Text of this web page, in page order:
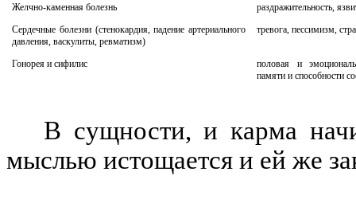
Желчно-каменная болезнь
раздражительность,
Сердечные болезни (стенокардия, падение артериального
давления, васкулиты, ревматизм)
тревога, пессимизм,
Гонорея и сифилис
половая и
памяти и способности
В сущности, и карма
мыслью истощается и ей же